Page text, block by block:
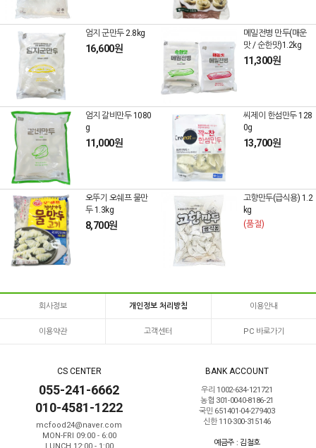
엄지 군만두 2.8kg
16,600원
메밀전병 만두(매운
맛 / 순한맛)1.2kg
11,300원
엄지 갈비만두 1080
g
11,000원
씨제이 한섬만두 128
0g
13,700원
오뚜기 오쉐프 물만
두 1.3kg
8,700원
고향만두(급식용) 1.2
kg
(품절)
회사정보 개인정보 처리방침 이용안내
이용약관 고객센터 PC 바로가기
CS CENTER
055-241-6662
010-4581-1222
mcfood24@naver.com
MON-FRI 09:00 - 6:00
BANK ACCOUNT
우리 1002-634-121721
농협 301-0040-8186-21
국민 651401-04-279403
신한 110-300-315146
예금주 : 김철호